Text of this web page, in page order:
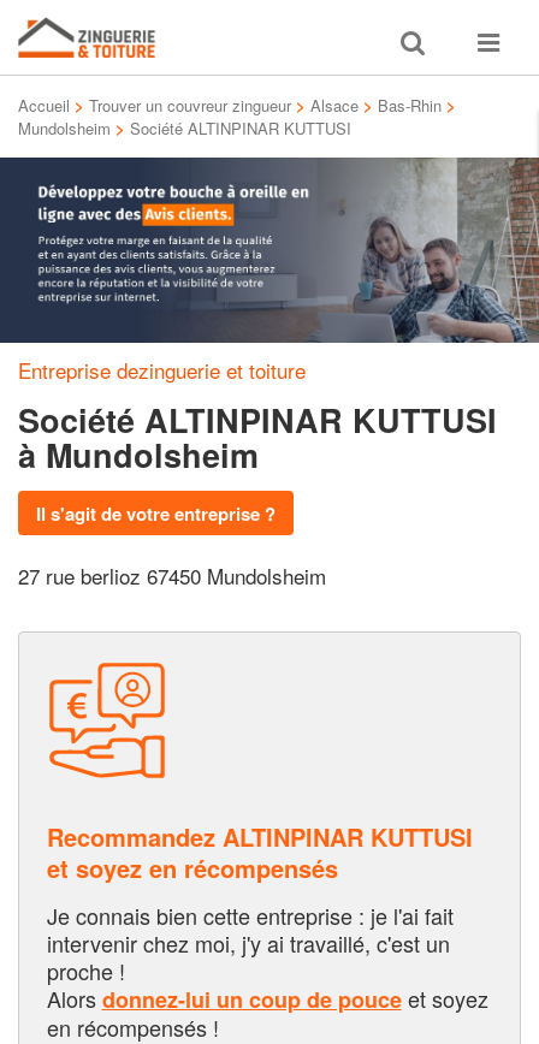
Toggle
search
Toggle
Accueil > Trouver un couvreur zingueur > Alsace > Bas-Rhin >
Mundolsheim > Société ALTINPINAR KUTTUSI
Entreprise dezinguerie et toiture
Société ALTINPINAR KUTTUSI
à Mundolsheim
Il s'agit de votre entreprise ?
27 rue berlioz 67450 Mundolsheim
Recommandez ALTINPINAR KUTTUSI
et soyez en récompensés
Je connais bien cette entreprise : je l'ai fait
intervenir chez moi, j'y ai travaillé, c'est un
proche !
Alorsdonnez-lui un coup de pouceet soyez
en récompensés !